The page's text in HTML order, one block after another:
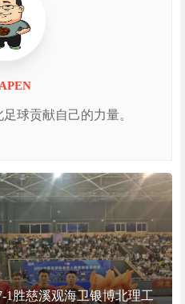
球贡献自己的力量。
1胜慈溪观海卫银博北理工